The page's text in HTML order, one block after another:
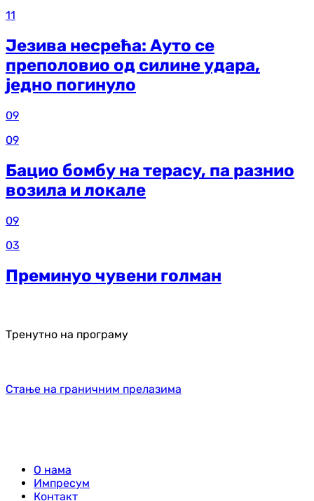
11
Језива несрећа: Ауто се
преполовио од силине удара,
једно погинуло
09
09
Бацио бомбу на терасу, па разнио
возила и локале
09
03
Преминуо чувени голман
Тренутно на програму
Стање на граничним прелазима
О нама
Импресум
Контакт